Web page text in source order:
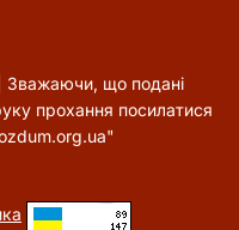
що подані
прохання посилатися